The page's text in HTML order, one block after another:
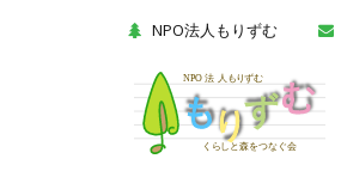
NPO法人もりずむ